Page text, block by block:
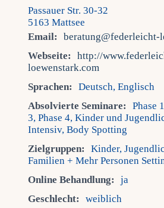
Passauer Str. 30-32
5163 Mattsee
Email:
beratung@federleicht-
Webseite:
http://
loewenstark.com
Sprachen:
Deutsch, Englisch
Absolvierte Seminare:
Phase
3, Phase 4, Kinder und
Intensiv, Body Spotting
Zielgruppen:
Kinder,
Familien + Mehr Personen
Online Behandlung:
ja
Geschlecht:
weiblich